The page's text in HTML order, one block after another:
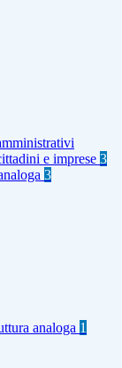
e imprese 3
3
analoga 1